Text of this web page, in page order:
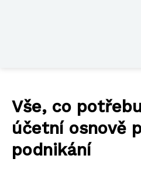
Vše, co
účetní osnově
podnikání